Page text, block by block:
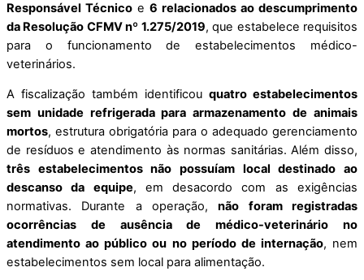
Responsável Técnico e 6 relacionados ao descumprimento
da Resolução CFMV nº 1.275/2019, que estabelece requisitos
para o funcionamento de estabelecimentos médico-
veterinários.
A fiscalização também identificou quatro estabelecimentos
sem unidade refrigerada para armazenamento de animais
mortos, estrutura obrigatória para o adequado gerenciamento
de resíduos e atendimento às normas sanitárias. Além disso,
três estabelecimentos não possuíam local destinado ao
descanso da equipe, em desacordo com as exigências
normativas. Durante a operação,não foram registradas
ocorrências de ausência de médico-veterinário no
atendimento ao público ou no período de internação, nem
estabelecimentos sem local para alimentação.